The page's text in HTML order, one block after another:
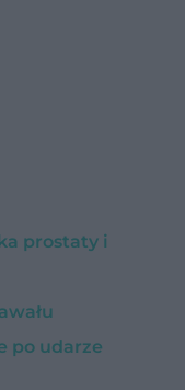
prostaty i
po udarze